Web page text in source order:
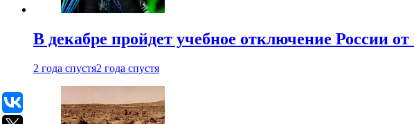
В декабре пройдет учебное отключение России от
2 года спустя2 года спустя